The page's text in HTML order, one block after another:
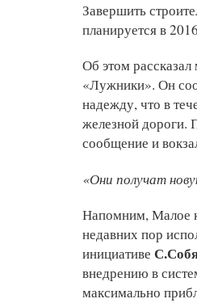
Завершить
планируется в
Об этом
«Лужники». Он
надежду, что в
железной дороги.
сообщение и
«Они получат
Напомним, Малое
недавних пор
инициативе
внедрению в
максимально